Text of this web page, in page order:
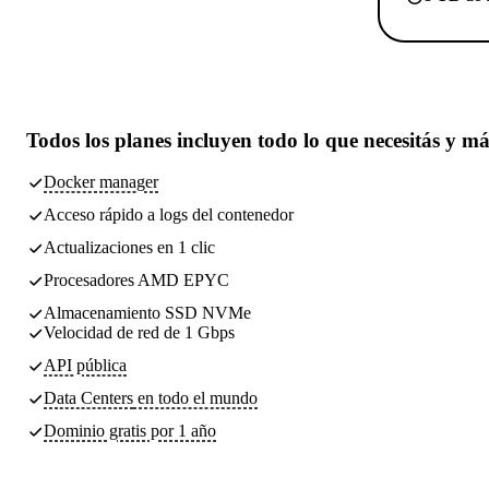
Todos los planes incluyen todo lo que necesitás y
Docker manager
Acceso rápido a logs del contenedor
Actualizaciones en 1 clic
Procesadores AMD EPYC
Almacenamiento SSD NVMe
Velocidad de red de 1 Gbps
API pública
Data Centers en todo el mundo
Dominio gratis por 1 año